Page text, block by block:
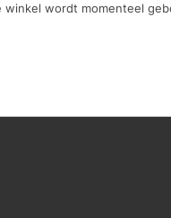
wordt momenteel